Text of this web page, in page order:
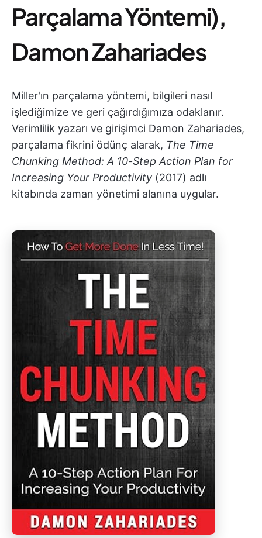
Parçalama Yöntemi),
Damon Zahariades
Miller'ın parçalama yöntemi, bilgileri nasıl
işlediğimize ve geri çağırdığımıza odaklanır.
Verimlilik yazarı ve girişimci Damon Zahariades,
parçalama fikrini ödünç alarak, The Time
Chunking Method: A 10-Step Action Plan for
Increasing Your Productivity (2017) adlı
kitabında zaman yönetimi alanına uygular.